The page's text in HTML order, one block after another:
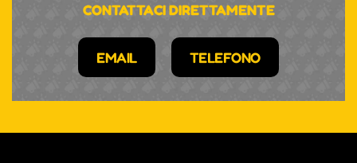
CONTATTACI DIRETTAMENTE
EMAIL TELEFONO